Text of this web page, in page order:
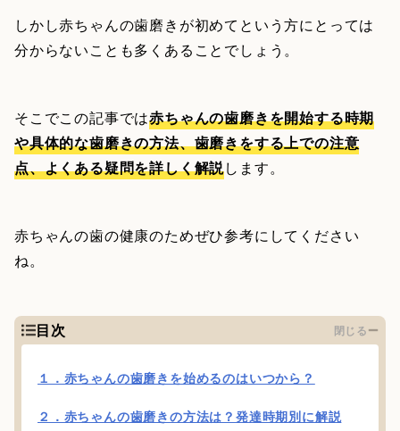
しかし赤ちゃんの歯磨きが初めてという方にとっては
分からないことも多くあることでしょう。
そこでこの記事では赤ちゃんの歯磨きを開始する時期
や具体的な歯磨きの方法、歯磨きをする上での注意
点、よくある疑問を詳しく解説します。
赤ちゃんの歯の健康のためぜひ参考にしてください
ね。
目次 閉じる
１．赤ちゃんの歯磨きを始めるのはいつから？
２．赤ちゃんの歯磨きの方法は？発達時期別に解説